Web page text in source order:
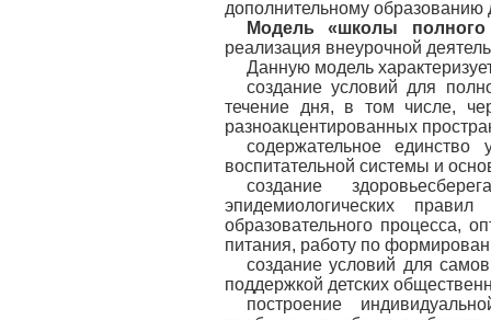
дополнительному образованию
Модель «школы
реализация внеурочной
Данную модель
создание условий для
течение дня, в том числе,
разноакцентированных
содержательное единство
воспитательной системы и
создание
эпидемиологических
образовательного процесса,
питания, работу по
создание условий для
поддержкой детских
построение